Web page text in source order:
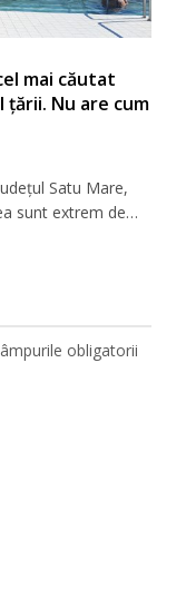
mai căutat
Nu are cum
Satu Mare,
sunt extrem de…
obligatorii